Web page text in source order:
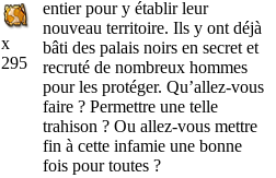
x
295
entier pour y établir leur
nouveau territoire. Ils y ont déjà
bâti des palais noirs en secret et
recruté de nombreux hommes
pour les protéger. Qu’allez-vous
faire ? Permettre une telle
trahison ? Ou allez-vous mettre
fin à cette infamie une bonne
fois pour toutes ?